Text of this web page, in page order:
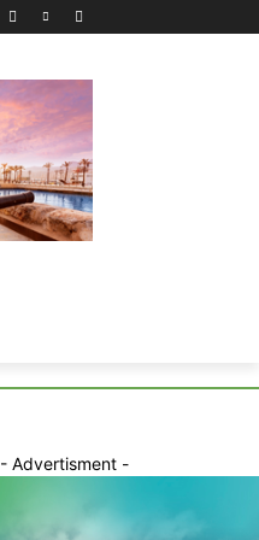
- Advertisment -